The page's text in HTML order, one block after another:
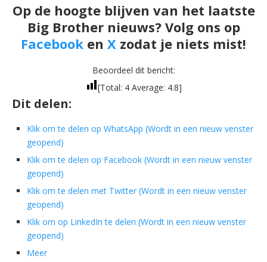
Op de hoogte blijven van het laatste
Big Brother nieuws? Volg ons op
Facebook en X zodat je niets mist!
Beoordeel dit bericht:
[Total: 4Average: 4.8]
Dit delen:
Klik om te delen op WhatsApp (Wordt in een nieuw venster
geopend)
Klik om te delen op Facebook (Wordt in een nieuw venster
geopend)
Klik om te delen met Twitter (Wordt in een nieuw venster
geopend)
Klik om op LinkedIn te delen (Wordt in een nieuw venster
geopend)
Meer